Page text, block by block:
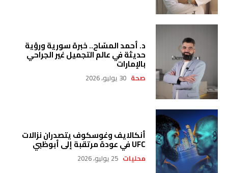
د. أحمد المسّاح.. خبرة سورية ورؤية
حديثة في عالم التجميل غير الجراحي
بالإمارات
صحة 30 يوليو، 2026
أنكالايف وغوسكوف يتصدران نزالات
UFC في عودة مرتقبة إلى أبوظبي
محليات 25 يوليو، 2026